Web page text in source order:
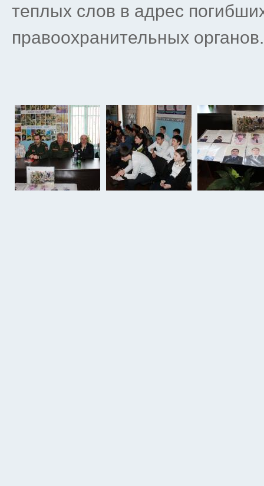
теплых слов в адрес
правоохранительных органов.